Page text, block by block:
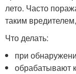
лето. Часто
таким
Что делать:
при
обрабатывают